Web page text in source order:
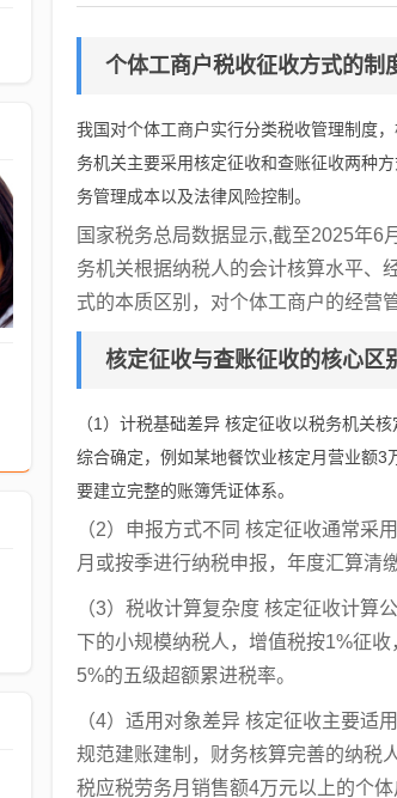
个体工商户税收征收方式的制
我国对个体工商户实行分类税收管理制度
务机关主要采用核定征收和查账征收两种
务管理成本以及法律风险控制。
国家税务总局数据显示,截至2025年6
务机关根据纳税人的会计核算水平、
式的本质区别，对个体工商户的经营
核定征收与查账征收的核心区
（1）计税基础差异 核定征收以税务机关
综合确定，例如某地餐饮业核定月营业额
要建立完整的账簿凭证体系。
（2）申报方式不同 核定征收通常采
月或按季进行纳税申报，年度汇算清
（3）税收计算复杂度 核定征收计算
下的小规模纳税人，增值税按1%征
5%的五级超额累进税率。
（4）适用对象差异 核定征收主要适
规范建账建制，财务核算完善的纳税
税应税劳务月销售额4万元以上的个体